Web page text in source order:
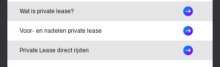
Wat is private lease?
Voor- en nadelen private lease
Private Lease direct rijden